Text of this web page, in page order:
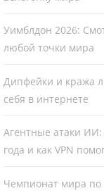
Уимблдон 2026:
любой точки мира
Дипфейки и кража
себя в интернете
Агентные атаки ИИ:
года и как VPN
Чемпионат мира по